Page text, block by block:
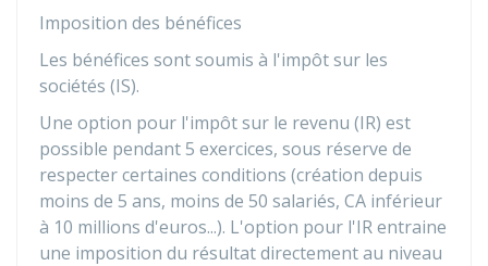
Imposition des bénéfices
Les bénéfices sont soumis à l'impôt sur les
sociétés (IS).
Une option pour l'impôt sur le revenu (IR) est
possible pendant 5 exercices, sous réserve de
respecter certaines conditions (création depuis
moins de 5 ans, moins de 50 salariés, CA inférieur
à 10 millions d'euros...). L'option pour l'IR entraine
une imposition du résultat directement au niveau